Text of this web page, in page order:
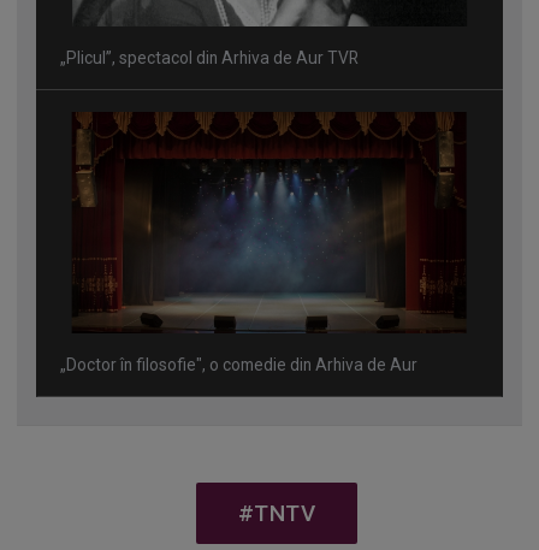
„Plicul”, spectacol din Arhiva de Aur TVR
„Doctor în filosofie", o comedie din Arhiva de Aur
#TNTV